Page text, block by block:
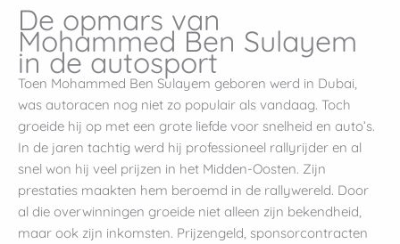
De opmars van
Mohammed Ben Sulayem
in de autosport
Toen Mohammed Ben Sulayem geboren werd in Dubai,
was autoracen nog niet zo populair als vandaag. Toch
groeide hij op met een grote liefde voor snelheid en auto’s.
In de jaren tachtig werd hij professioneel rallyrijder en al
snel won hij veel prijzen in het Midden-Oosten. Zijn
prestaties maakten hem beroemd in de rallywereld. Door
al die overwinningen groeide niet alleen zijn bekendheid,
maar ook zijn inkomsten. Prijzengeld, sponsorcontracten